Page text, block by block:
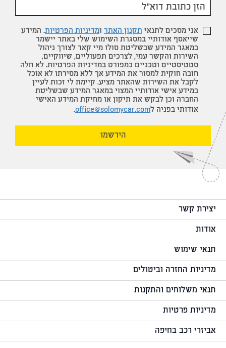
אני מסכים לתנאי תקנון האתר ומדיניות הפרטיות. המידע
שייאסף אודותיי במסגרת השימוש שלי באתר יישמר
במאגר המידע שבשליטת סולו מיי קאר לצורך ניהול
השירות והקשר עמי, לצרכים תפעוליים, שיווקיים,
סטטיסטיים וטכניים כמפורט במדיניות הפרטיות. לא חלה
חובה חוקית למסור את המידע אך ללא מסירתו לא אוכל
לקבל את השירות שהאתר מציע. קיימת לי זכות לעיין
במידע אישי אודותיי המצוי במאגר המידע שבשליטת
החברה וכן לבקש את תיקון או מחיקת המידע האישי
אודותי בפניה לoffice@solomycar.com
.
הירשמו
יצירת קשר
אודות
תנאי שימוש
מדיניות החזרה וביטולים
תנאי משלוחים והתקנות
מדיניות פרטיות
אביזרי רכב בחיפה